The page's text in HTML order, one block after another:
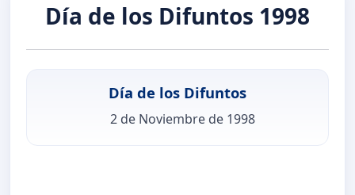
Día de los Difuntos 1998
Día de los Difuntos
2 de Noviembre de 1998